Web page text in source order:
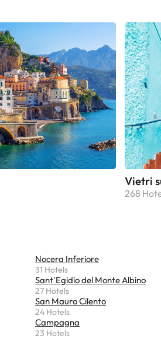
Vietri
268
Nocera Inferiore
31 Hotels
Sant'Egidio del Monte Albino
27 Hotels
San Mauro Cilento
24 Hotels
Campagna
23 Hotels